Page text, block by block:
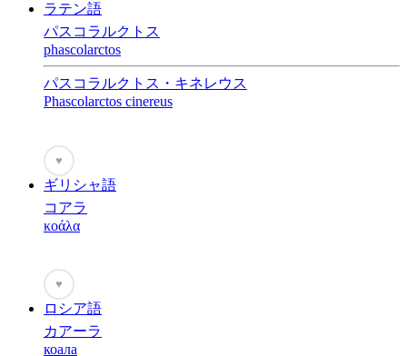
ラテン語
パスコラルクトス
phascolarctos
パスコラルクトス・キネレウス
Phascolarctos cinereus
♥
ギリシャ語
コアラ
κοάλα
♥
ロシア語
カアーラ
коала